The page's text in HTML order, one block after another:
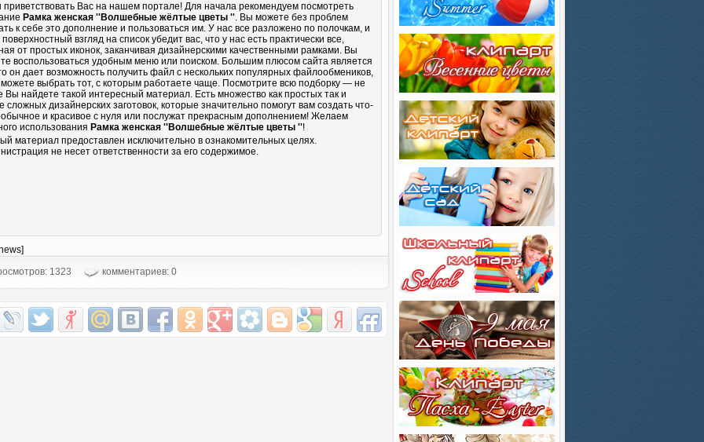
Вас на нашем портале! Для начала рекомендуем посмотреть
Рамка женская ''Волшебные жёлтые цветы ''. Вы можете без проблем
к себе это дополнение и пользоваться им. У нас все разложено по полочкам, и
взгляд на список убедит вас, что у нас есть практически все,
от простых иконок, заканчивая дизайнерскими качественными рамками. Вы
воспользоваться удобным меню или поиском. Большим плюсом сайта является
он дает возможность получить файл с нескольких популярных файлообмеников,
выбрать тот, с которым работаете чаще. Посмотрите всю подборку — не
Вы найдете такой интересный материал. Есть множество как простых так и
сложных дизайнерских заготовок, которые значительно помогут вам создать что-
и красивое с нуля или послужат прекрасным дополнением! Желаем
использования Рамка женская ''Волшебные жёлтые цветы ''!
материал предоставлен исключительно в ознакомительных целях.
не несет ответственности за его содержимое.
1323
комментариев: 0